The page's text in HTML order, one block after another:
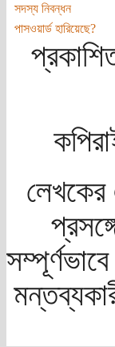
সদস্য নিবন্ধন
পাসওয়ার্ড হারিয়েছে?
লেখকের